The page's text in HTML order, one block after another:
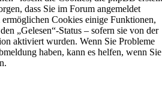
dass Sie im Forum angemeldet
Cookies einige Funktionen,
„Gelesen“-Status – sofern sie von der
aktiviert wurden. Wenn Sie Probleme
haben, kann es helfen, wenn Sie